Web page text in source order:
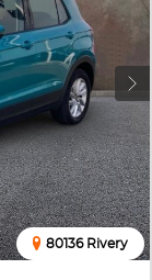
80136 Rivery